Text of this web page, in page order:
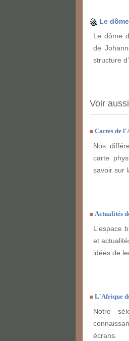
Le
Le dôme
de
structure
Voir aussi
Cartes de
Nos
carte
savoir sur
Actualités
L'espace
et
idées de
L'Afrique
Notre
écrans.